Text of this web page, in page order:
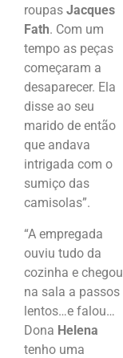
roupas Jacques
Fath. Com um
tempo as peças
começaram a
desaparecer. Ela
disse ao seu
marido de então
que andava
intrigada com o
sumiço das
camisolas”.
“A empregada
ouviu tudo da
cozinha e chegou
na sala a passos
lentos…e falou…
Dona Helena
tenho uma